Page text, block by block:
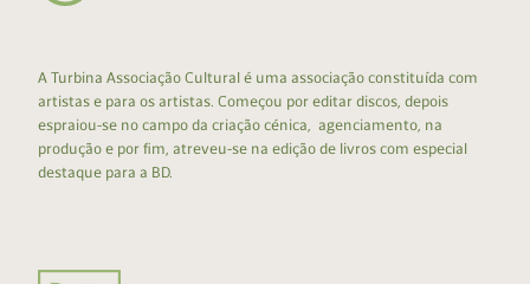
A Turbina Associação Cultural é uma associação constituída com
artistas e para os artistas. Começou por editar discos, depois
espraiou-se no campo da criação cénica, agenciamento, na
produção e por fim, atreveu-se na edição de livros com especial
destaque para a BD.